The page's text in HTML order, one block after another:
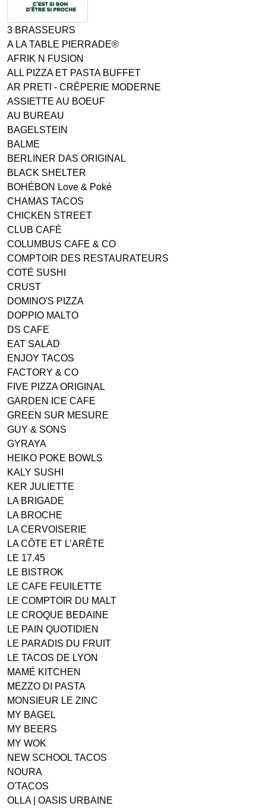
3 BRASSEURS
A LA TABLE PIERRADE®
AFRIK N FUSION
ALL PIZZA ET PASTA BUFFET
AR PRETI - CRÊPERIE MODERNE
ASSIETTE AU BOEUF
AU BUREAU
BAGELSTEIN
BALME
BERLINER DAS ORIGINAL
BLACK SHELTER
BOHÉBON Love & Poké
CHAMAS TACOS
CHICKEN STREET
CLUB CAFÉ
COLUMBUS CAFE & CO
COMPTOIR DES RESTAURATEURS
COTÉ SUSHI
CRUST
DOMINO'S PIZZA
DOPPIO MALTO
DS CAFE
EAT SALAD
ENJOY TACOS
FACTORY & CO
FIVE PIZZA ORIGINAL
GARDEN ICE CAFE
GREEN SUR MESURE
GUY & SONS
GYRAYA
HEIKO POKE BOWLS
KALY SUSHI
KER JULIETTE
LA BRIGADE
LA BROCHE
LA CERVOISERIE
LA CÔTE ET L’ARÊTE
LE 17.45
LE BISTROK
LE CAFE FEUILETTE
LE COMPTOIR DU MALT
LE CROQUE BEDAINE
LE PAIN QUOTIDIEN
LE PARADIS DU FRUIT
LE TACOS DE LYON
MAMÉ KITCHEN
MEZZO DI PASTA
MONSIEUR LE ZINC
MY BAGEL
MY BEERS
MY WOK
NEW SCHOOL TACOS
NOURA
O'TACOS
OLLA | OASIS URBAINE